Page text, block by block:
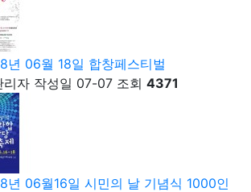
년 06월 18일 합창페스티벌
리자 작성일 07-07 조회 4371
년 06월16일 시민의 날 기념식 1000인